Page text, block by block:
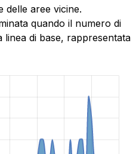
delle aree vicine.
quando il numero di
linea di base, rappresentata